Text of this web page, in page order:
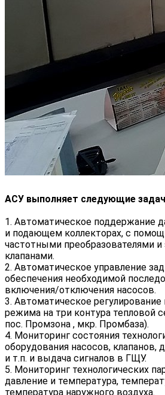
АСУ выполняет следующие
1. Автоматическое поддержание
и подающем коллекторах, с
частотными преобразователями
клапанами.
2. Автоматическое управление
обеспечения необходимой
включения/отключения насосов.
3. Автоматическое регулирование
режима на три контура тепловой
пос. Промзона , мкр. Промбаза).
4. Мониторинг состояния
оборудования насосов, клапанов,
и т.п. и выдача сигналов в ГЩУ.
5. Мониторинг технологических
давление и температура,
температура наружного воздуха.